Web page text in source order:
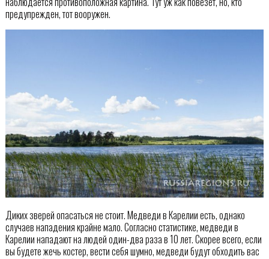
предупрежден, тот вооружен.
Диких зверей опасаться не стоит. Медведи в Карелии есть, однако
случаев нападения крайне мало. Согласно статистике, медведи в
Карелии нападают на людей один-два раза в 10 лет. Скорее всего, если
вы будете жечь костер, вести себя шумно, медведи будут обходить вас